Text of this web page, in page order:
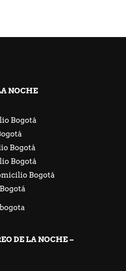
NOCHE
Bogotá
Bogotá
Bogotá
Bogotá
DE LA NOCHE –